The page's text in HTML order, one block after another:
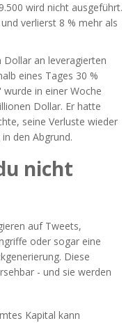
wird nicht ausgeführt.
verlierst 8 % mehr als
an leveragierten
eines Tages 30 %
in einer Woche
Dollar. Er hatte
seine Verluste wieder
den Abgrund.
nicht
auf Tweets,
oder sogar eine
Diese
- und sie werden
Kapital kann